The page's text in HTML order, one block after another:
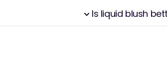
Is liquid blush